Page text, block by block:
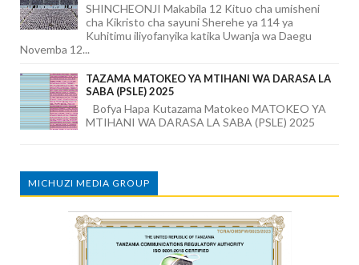
SHINCHEONJI Makabila 12 Kituo cha umisheni
cha Kikristo cha sayuni Sherehe ya 114 ya
Kuhitimu iliyofanyika katika Uwanja wa Daegu
Novemba 12...
TAZAMA MATOKEO YA MTIHANI WA DARASA LA
SABA (PSLE) 2025
Bofya Hapa Kutazama Matokeo MATOKEO YA
MTIHANI WA DARASA LA SABA (PSLE) 2025
MICHUZI MEDIA GROUP